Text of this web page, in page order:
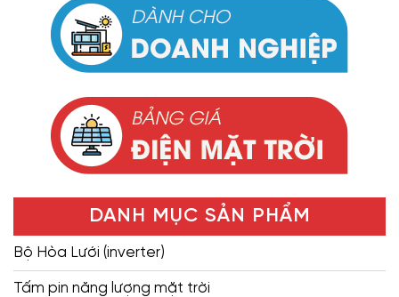
DANH MỤC SẢN PHẨM
Bộ Hòa Lưới (inverter)
Tấm pin năng lượng mặt trời